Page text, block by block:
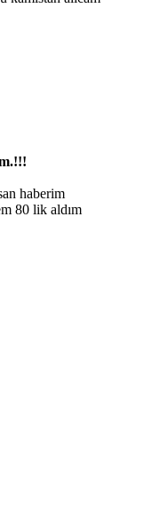
haberim
80 lik aldım